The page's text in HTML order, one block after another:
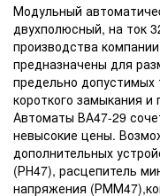
Модульный
двухполюсный, на ток
производства
предназначены для
предельно допустимых
короткого замыкания
Автоматы ВА47-29
невысокие цены.
дополнительных
(РН47), расцепитель
напряжения